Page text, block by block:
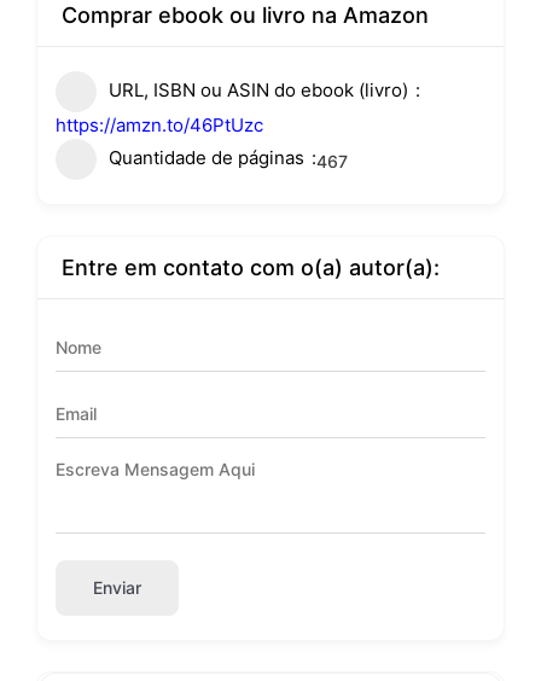
Comprar ebook ou livro na Amazon
URL, ISBN ou ASIN do ebook (livro)
https://amzn.to/46PtUzc
Quantidade de páginas
467
Entre em contato com o(a) autor(a):
Enviar